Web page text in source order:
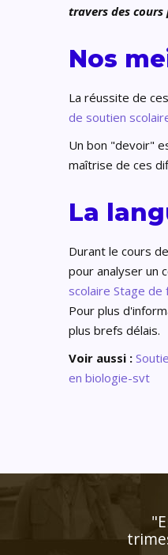
travers des
Nos
La réussite de
de soutien
Un bon "devoir"
maîtrise de ces
La
Durant le cours
pour analyser un
scolaire Stage de
Pour plus
plus brefs délais.
Voir aussi :
en biologie-svt